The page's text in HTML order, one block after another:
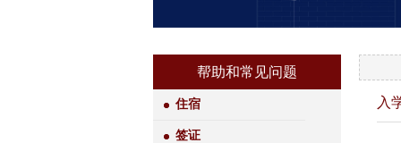
帮助和常见问题
住宿
签证
入